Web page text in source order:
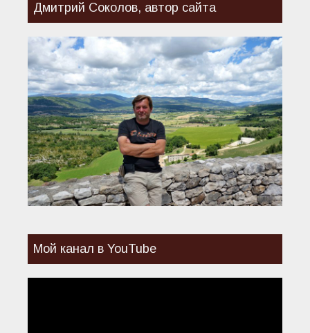
Дмитрий Соколов, автор сайта
Мой канал в YouTube